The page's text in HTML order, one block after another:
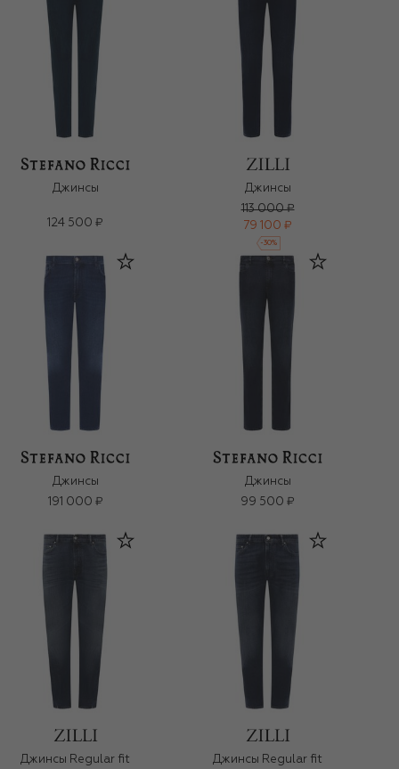
Джинсы
124 500 ₽
Джинсы
113 000 ₽
79 100 ₽
-30%
Джинсы
191 000 ₽
Джинсы
99 500 ₽
Джинсы Regular fit
Джинсы Regular fit